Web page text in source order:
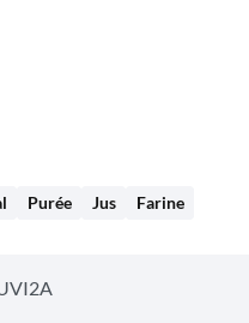
Purée Jus Farine